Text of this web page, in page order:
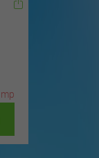
mp